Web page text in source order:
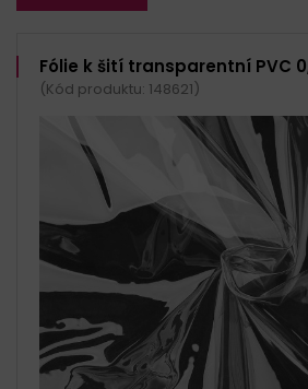
Fólie k šití transparentní PVC
(Kód produktu: 148621)